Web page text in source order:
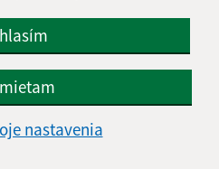
nastavenia